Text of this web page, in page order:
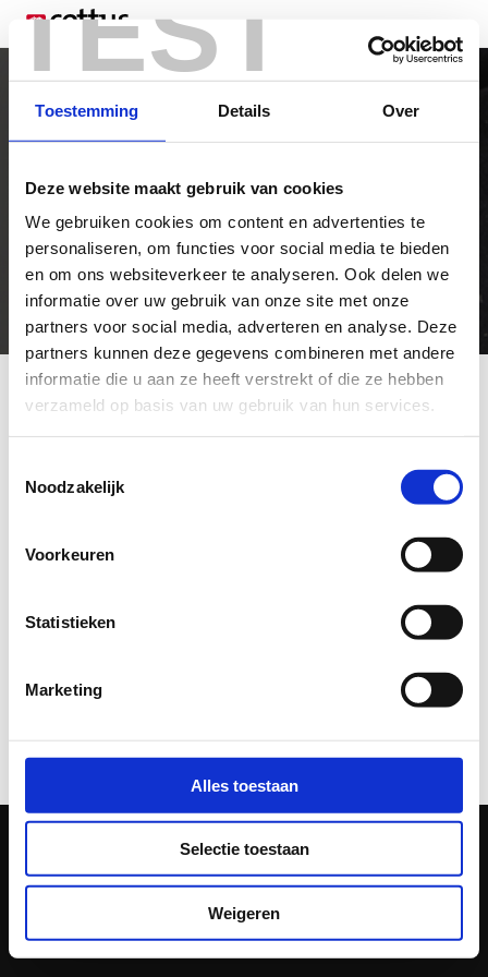
TEST
Toestemming Details Over
Deze website maakt gebruik van cookies
We gebruiken cookies om content en advertenties te
personaliseren, om functies voor social media te bieden
en om ons websiteverkeer te analyseren. Ook delen we
informatie over uw gebruik van onze site met onze
partners voor social media, adverteren en analyse. Deze
partners kunnen deze gegevens combineren met andere
informatie die u aan ze heeft verstrekt of die ze hebben
verzameld op basis van uw gebruik van hun services.
Noodzakelijk
Voorkeuren
Statistieken
Marketing
Alles toestaan
Selectie toestaan
Weigeren
Darius1v1
HBO Master
€ 4.000 - € 5.000
Frysk
35 uur per week
Start je sollicitatie
Er zijn drie stappen, het begint met de persoonsgegevens, daarna
hand.
Algemene voorwaarden
Cookie statement
Privacy statement